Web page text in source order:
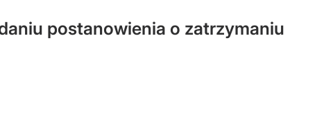
postanowienia o zatrzymaniu